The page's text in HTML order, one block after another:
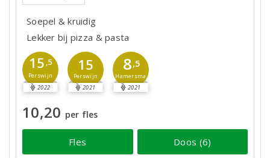
Soepel & kruidig
Lekker bij pizza & pasta
15 ,5
Perswijn
2022
15
Perswijn
2021
8,5
Hamersma
2021
10,20 per fles
Fles Doos (6)